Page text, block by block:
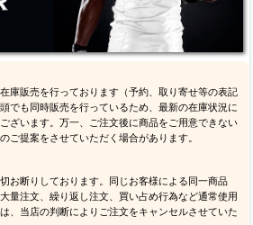
庫販売を行っております（予約、取り寄せ等の表記
でも同時販売を行っているため、最新の在庫状況に
ざいます。万一、ご注文後に商品をご用意できない
ご提案をさせていただく場合があります。
お断りしております。同じお客様による同一商品
量注文、繰り返し注文、買い占め行為など通常使用
、当店の判断によりご注文をキャンセルさせていた